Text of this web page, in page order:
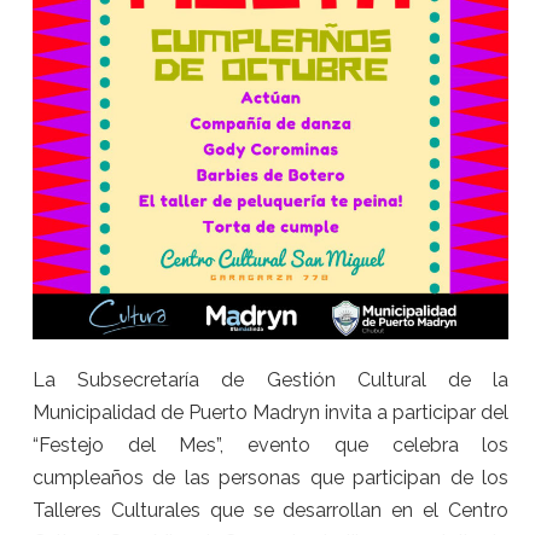
La Subsecretaría de Gestión Cultural de la
Municipalidad de Puerto Madryn invita a participar del
“Festejo del Mes”, evento que celebra los
cumpleaños de las personas que participan de los
Talleres Culturales que se desarrollan en el Centro